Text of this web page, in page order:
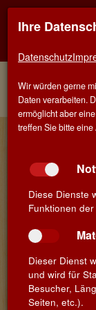
Home Weine
Weinberater
Finden
Suchbegriff
Im
die Winzer
kultivieren ist.
Ihre
Datenschutz
Wir würden gerne
Daten verarbeiten.
ermöglicht aber
treffen Sie bitte eine
Diese Dienste
Funktionen
Dieser Dienst
und wird für
Besucher,
Seiten, etc.).